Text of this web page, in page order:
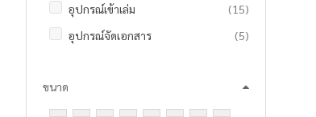
อุปกรณ์เข้าเล่ม
15รายการ
อุปกรณ์จัดเอกสาร
5รายการ
ขนาด